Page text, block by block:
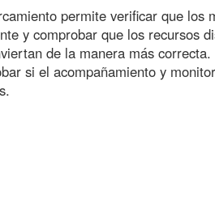
permite verificar que los
y comprobar que los recursos
de la manera más
si el acompañamiento y